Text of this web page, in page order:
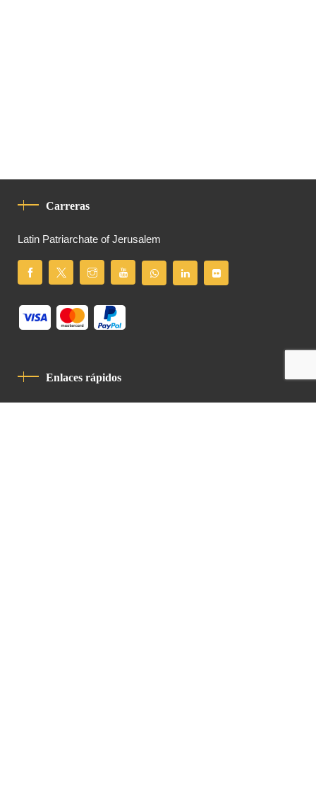
Carreras
Latin Patriarchate of Jerusalem
Enlaces rápidos